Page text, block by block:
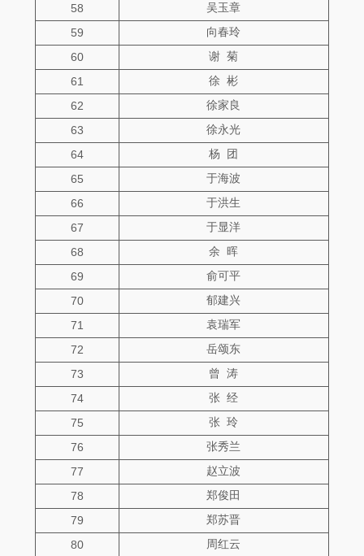
58
吴玉章
59
向春玲
60
谢 菊
61
徐 彬
62
徐家良
63
徐永光
64
杨 团
65
于海波
66
于洪生
67
于显洋
68
余 晖
69
俞可平
70
郁建兴
71
袁瑞军
72
岳颂东
73
曾 涛
74
张 经
75
张 玲
76
张秀兰
77
赵立波
78
郑俊田
79
郑苏晋
80
周红云